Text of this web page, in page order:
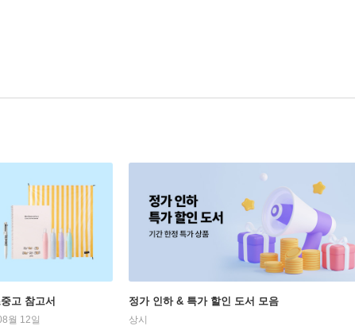
고 참고서
월 12일
정가 인하 & 특가 할인 도서 모음
상시